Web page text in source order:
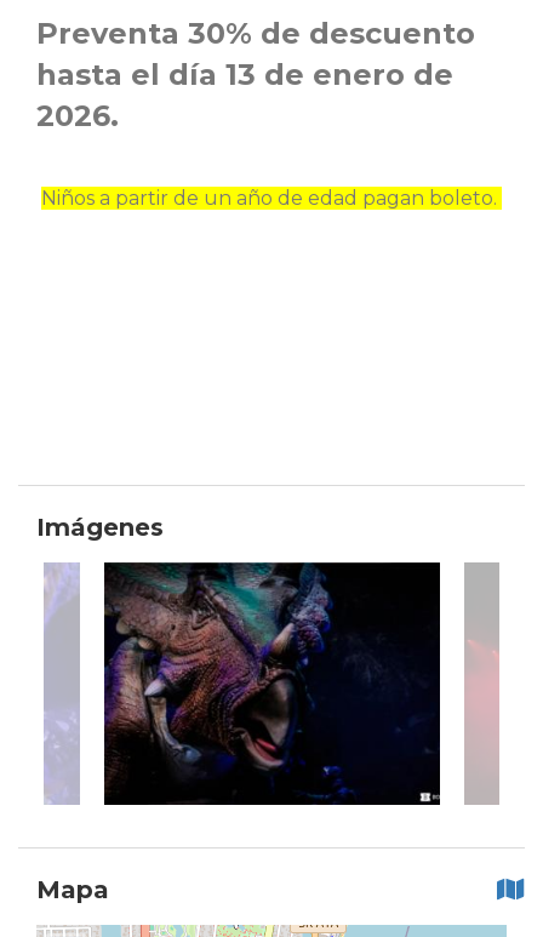
Preventa 30% de descuento
hasta el día 13 de enero de
2026.
Niños a partir de un año de edad pagan boleto.
Imágenes
Mapa